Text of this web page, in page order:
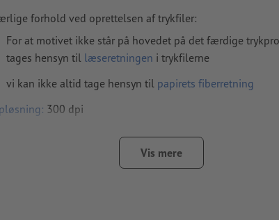
forhold ved oprettelsen af trykfiler:
For at motivet ikke står på hovedet på det færdige
tages hensyn til læseretningen i trykfilerne
vi kan ikke altid tage hensyn til papirets fiberretning
300 dpi
beskæringpå 2 mm, vigtige oplysninger
4 mm fra det endelige formats kant
Vis mere